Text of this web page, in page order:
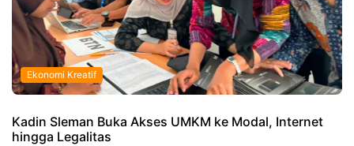
Ekonomi Kreatif
Kadin Sleman Buka Akses UMKM ke Modal, Internet
hingga Legalitas